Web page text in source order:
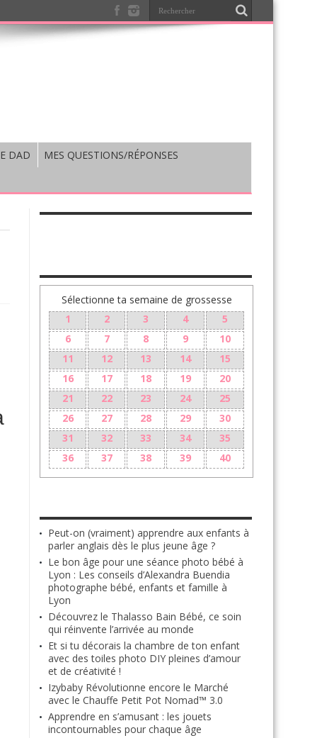
DAD MES QUESTIONS/RÉPONSES
Sélectionne ta semaine de grossesse
1
2 3 4
5
6
7 8 9
10
11
12 13 14
15
16
17 18 19
20
21
22 23 24
25
26
27 28 29
30
31
32 33 34
35
36
37 38 39 40
Peut-on (vraiment) apprendre aux enfants à
parler anglais dès le plus jeune âge ?
Le bon âge pour une séance photo bébé à
Lyon : Les conseils d’Alexandra Buendia
photographe bébé, enfants et famille à
Lyon
Découvrez le Thalasso Bain Bébé, ce soin
qui réinvente l’arrivée au monde
Et si tu décorais la chambre de ton enfant
avec des toiles photo DIY pleines d’amour
et de créativité !
Izybaby Révolutionne encore le Marché
avec le Chauffe Petit Pot Nomad™ 3.0
Apprendre en s’amusant : les jouets
incontournables pour chaque âge